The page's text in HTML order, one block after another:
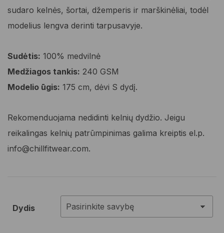
sudaro kelnės, šortai, džemperis ir marškinėliai, todėl
modelius lengva derinti tarpusavyje.
Sudėtis: 100% medvilnė
Medžiagos tankis: 240 GSM
Modelio ūgis: 175 cm, dėvi S dydį.
Rekomenduojama nedidinti kelnių dydžio. Jeigu
reikalingas kelnių patrūmpinimas galima kreiptis el.p.
info@chillfitwear.com.
Dydis